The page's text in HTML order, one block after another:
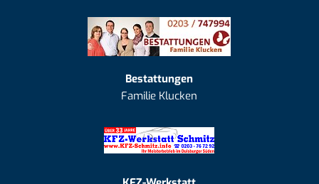
Bestattungen
Familie Klucken